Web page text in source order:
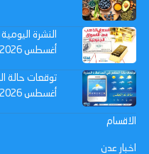
أغسطس 2026..
أغسطس 2026..
الاقسام
اخبار عدن